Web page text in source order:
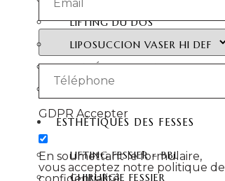
LIFTING DU DOS
LIPOSUCCION VASER HI DEF
HYMÉNOPLASTIE
LABIAPLASTIE
ESTHÉTIQUES DES FESSES
LIFTING FESSIER – BBL
CHIRURGIE FESSIER
GDPR Accepter
En soumettant le formulaire,
vous acceptez notre politique de
confidentialité.